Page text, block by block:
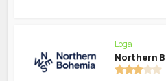
Loga
Northern